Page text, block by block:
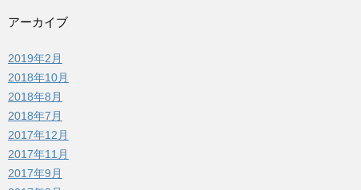
アーカイブ
2019年2月
2018年10月
2018年8月
2018年7月
2017年12月
2017年11月
2017年9月